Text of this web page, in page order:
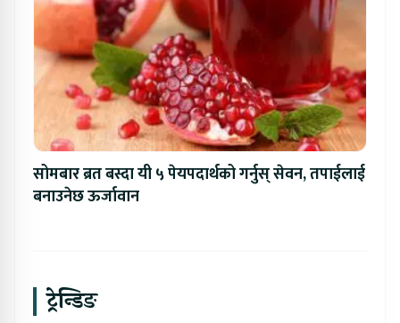
सोमबार ब्रत बस्दा यी ५ पेयपदार्थको गर्नुस् सेवन, तपाईलाई
बनाउनेछ ऊर्जावान
ट्रेन्डिङ